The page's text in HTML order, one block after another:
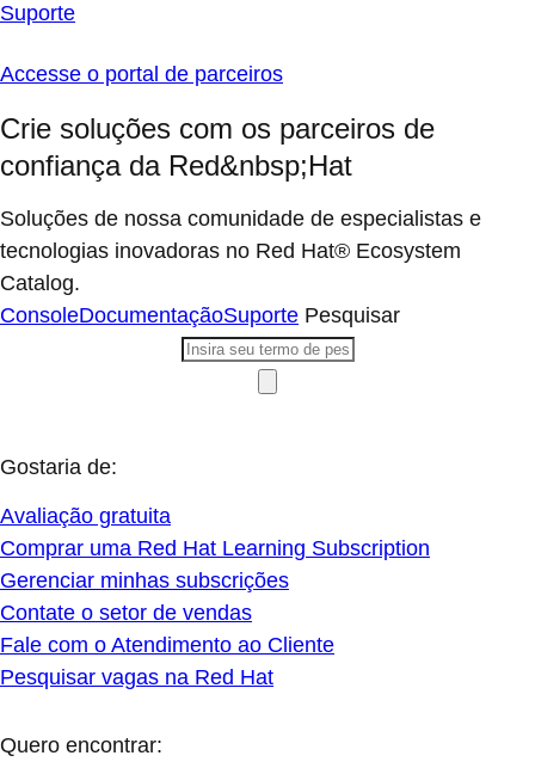
Suporte
Accesse o portal de parceiros
Crie soluções com os parceiros de
confiança da Red&nbsp;Hat
Soluções de nossa comunidade de especialistas e
tecnologias inovadoras no Red Hat® Ecosystem
Catalog.
ConsoleDocumentaçãoSuporte Pesquisar
Gostaria de:
Avaliação gratuita
Comprar uma Red Hat Learning Subscription
Gerenciar minhas subscrições
Contate o setor de vendas
Fale com o Atendimento ao Cliente
Pesquisar vagas na Red Hat
Quero encontrar: